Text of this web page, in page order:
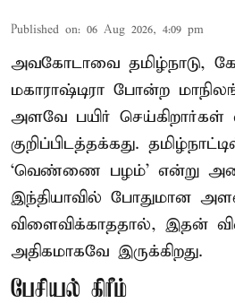
Published on: 06 Aug 2026, 4:09 pm
அவகோடாவை தமிழ்நாடு,
மகாராஷ்டிரா போன்ற
அளவே பயிர் செய்கிறார்கள்
குறிப்பிடத்தக்கது.
‘வெண்ணை பழம்’ என்று
இந்தியாவில் போதுமான
விளைவிக்காததால், இதன்
அதிகமாகவே இருக்கிறது.
பேசியல் கிரீம்